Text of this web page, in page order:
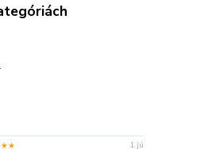
1. júla